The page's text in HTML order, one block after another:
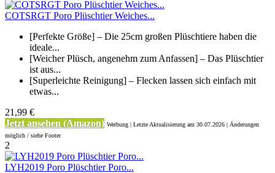
COTSRGT Poro Plüschtier Weiches...
[Perfekte Größe] – Die 25cm großen Plüschtiere haben die
ideale...
[Weicher Plüsch, angenehm zum Anfassen] – Das Plüschtier
ist aus...
[Superleichte Reinigung] – Flecken lassen sich einfach mit
etwas...
21,99 €
Jetzt ansehen (Amazon) Werbung | Letzte Aktualisierung am 30.07.2026 | Änderungen
möglich / siehe Footer
2
LYH2019 Poro Plüschtier Poro...